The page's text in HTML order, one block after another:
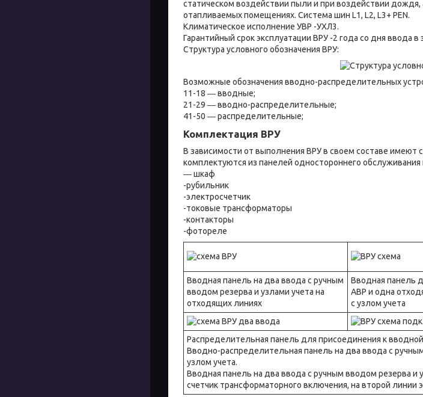
статическом воздействии пыли и при воздействии дождя,
отапливаемых помещениях. Система шин L1, L2, L3+ PEN.
Климатическое исполнение УВР -УХЛ3.
Гарантийный срок эксплуатации ВРУ -2 года со дня ввода в
Структура условного обозначения ВРУ:
Возможные обозначения вводно-распределительных
11-18 ― вводные;
21-29 ― вводно-распределительные;
41-50 ― распределительные;
Комплектация ВРУ
В зависимости от выполнения ВРУ в своем составе
комплектуются из панелей одностороннего
― шкаф
-рубильник
-электросчетчик
-токовые трансформаторы
-контакторы
-фотореле
Вводная панель на два ввода с ручным
вводом резерва и узлами учета на
отходящих линиях
Вводная панель
АВР и одна
с узлом учета
Распределительная панель для присоединения к
Вводно-распределительная панель на два ввода с
узлом учета.
Вводная панель на два ввода с ручным вводом резерва и
счетчик трансформаторного включения, на второй линии